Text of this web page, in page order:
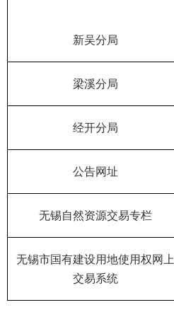
新吴分局
梁溪分局
经开分局
公告网址
无锡自然资源交易专栏
无锡市国有建设用地使用权网上
交易系统